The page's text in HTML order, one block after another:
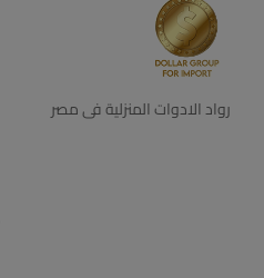
رواد الادوات المنزلية فى مصر